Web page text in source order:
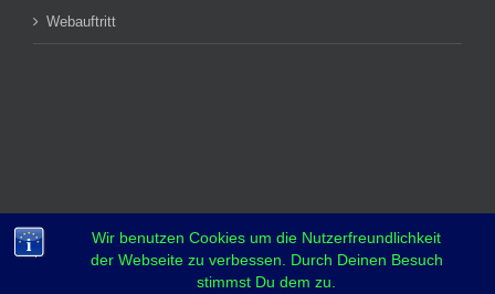
Wir benutzen Cookies um die Nutzerfreundlichkeit
der Webseite zu verbessen. Durch Deinen Besuch
stimmst Du dem zu.
Webauftritt